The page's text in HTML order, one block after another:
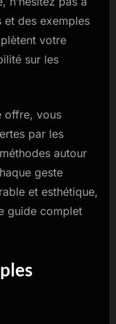
et des exemples
votre
sur les
offre, vous
par les
autour
geste
et esthétique,
guide complet